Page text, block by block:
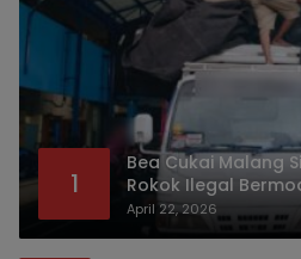
1
Bea Cukai Malang
Rokok Ilegal
April 22, 2026